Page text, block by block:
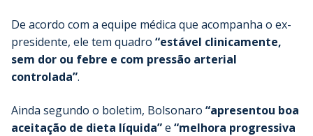
De acordo com a equipe médica que acompanha o ex-
presidente, ele tem quadro “estável clinicamente,
sem dor ou febre e com pressão arterial
controlada”.
Ainda segundo o boletim, Bolsonaro “apresentou boa
aceitação de dieta líquida”e “melhora progressiva